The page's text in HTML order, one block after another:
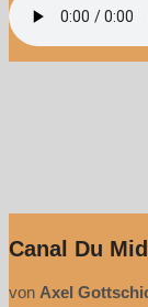
Canal Du
von Axel